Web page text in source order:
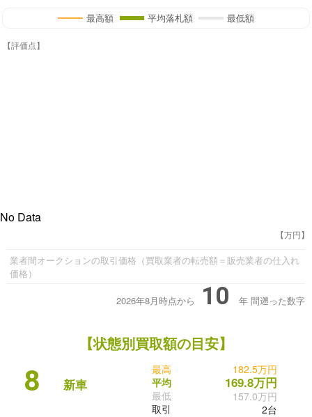
最高額 平均落札額 最低額
【評価点】
No Data
【万円】
業者間オークションの取引価格（買取業者の転売額＝販売業者の仕入れ
価格）
2026年8月時点から 10 年 間遡った数字
【状態別買取額の目安】
8 新車
最高
平均
最低
取引
182.5万円
169.8万円
157.0万円
2台